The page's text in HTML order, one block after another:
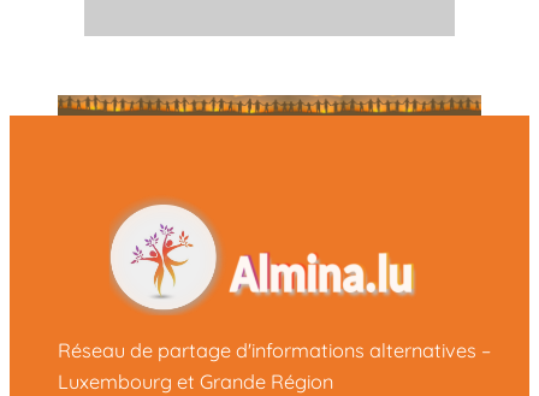
Réseau de partage d'informations alternatives –
Luxembourg et Grande Région